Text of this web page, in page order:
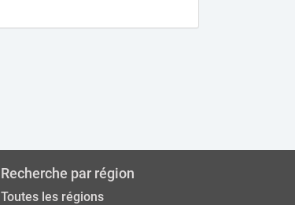
Recherche par région
Toutes les régions